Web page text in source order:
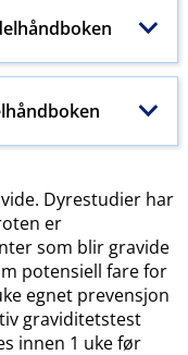
Dyrestudier har
er
som blir gravide
potensiell fare for
egnet prevensjon
graviditetstest
innen 1 uke før